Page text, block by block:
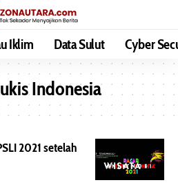
Iklim Data Sulut Cyber
Indonesia
WISATA
2021 setelah